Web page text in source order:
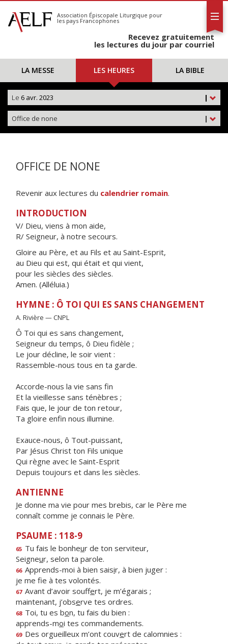
S'abonner
Calendrier
Association Épiscopale Liturgique pour
les pays Francophones
Recevez gratuitement
les lectures du jour par courriel
LA MESSE LES HEURES LA BIBLE
|
Le 6 avr. 2023
|
Office de none
OFFICE DE NONE
Revenir aux lectures du calendrier romain.
INTRODUCTION
V/ Dieu, viens à mon aide,
R/ Seigneur, à notre secours.
Gloire au Père, et au Fils et au Saint-Esprit,
au Dieu qui est, qui était et qui vient,
pour les siècles des siècles.
Amen. (Alléluia.)
HYMNE : Ô TOI QUI ES SANS CHANGEMENT
A. Rivière — CNPL
Ô Toi qui es sans changement,
Seigneur du temps, ô Dieu fidèle ;
Le jour décline, le soir vient :
Rassemble-nous tous en ta garde.
Accorde-nous la vie sans fin
Et la vieillesse sans ténèbres ;
Fais que, le jour de ton retour,
Ta gloire enfin nous illumine.
Exauce-nous, ô Tout-puissant,
Par Jésus Christ ton Fils unique
Qui règne avec le Saint-Esprit
Depuis toujours et dans les siècles.
ANTIENNE
Je donne ma vie pour mes brebis, car le Père me
connaît comme je connais le Père.
PSAUME : 118-9
65 Tu fais le bonheur de ton serviteur,
Seigneur, selon ta parole.
66 Apprends-moi à bien saisir, à bien juger :
je me fe à tes volontés.
67 Avant d’avoir souffert, je m’égarais ;
maintenant, j’observe tes ordres.
68 Toi, tu es bon, tu fais du bien :
apprends-moi tes commandements.
69 Des orgueilleux m’ont couvert de calomnies :